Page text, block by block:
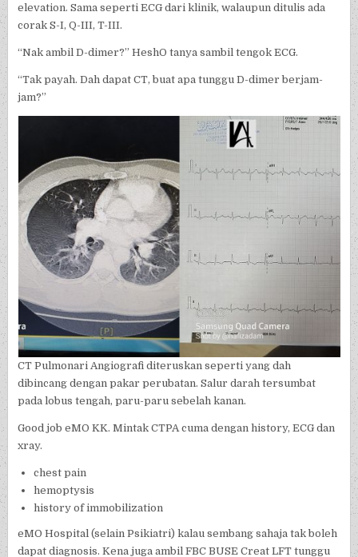
elevation. Sama seperti ECG dari klinik, walaupun ditulis ada
corak S-I, Q-III, T-III.
“Nak ambil D-dimer?” HeshO tanya sambil tengok ECG.
“Tak payah. Dah dapat CT, buat apa tunggu D-dimer berjam-
jam?”
CT Pulmonari Angiografi diteruskan seperti yang dah
dibincang dengan pakar perubatan. Salur darah tersumbat
pada lobus tengah, paru-paru sebelah kanan.
Good job eMO KK. Mintak CTPA cuma dengan history, ECG dan
xray.
chest pain
hemoptysis
history of immobilization
eMO Hospital (selain Psikiatri) kalau sembang sahaja tak boleh
dapat diagnosis. Kena juga ambil FBC BUSE Creat LFT tunggu